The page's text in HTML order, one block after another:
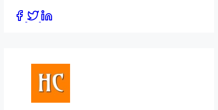
Share